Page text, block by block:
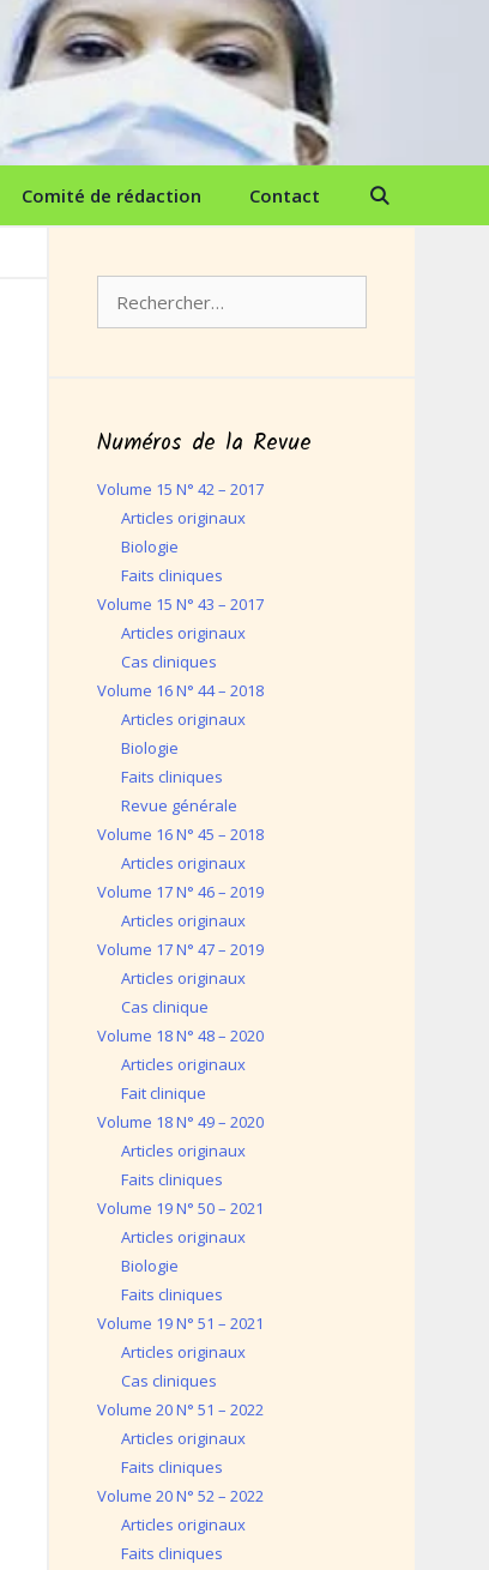
Comité de rédaction Contact
Numéros de la Revue
Volume 15 N° 42 – 2017
Articles originaux
Biologie
Faits cliniques
Volume 15 N° 43 – 2017
Articles originaux
Cas cliniques
Volume 16 N° 44 – 2018
Articles originaux
Biologie
Faits cliniques
Revue générale
Volume 16 N° 45 – 2018
Articles originaux
Volume 17 N° 46 – 2019
Articles originaux
Volume 17 N° 47 – 2019
Articles originaux
Cas clinique
Volume 18 N° 48 – 2020
Articles originaux
Fait clinique
Volume 18 N° 49 – 2020
Articles originaux
Faits cliniques
Volume 19 N° 50 – 2021
Articles originaux
Biologie
Faits cliniques
Volume 19 N° 51 – 2021
Articles originaux
Cas cliniques
Volume 20 N° 51 – 2022
Articles originaux
Faits cliniques
Volume 20 N° 52 – 2022
Articles originaux
Faits cliniques